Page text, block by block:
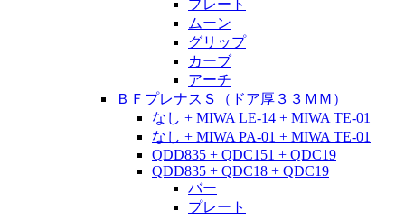
プレート
ムーン
グリップ
カーブ
アーチ
ＢＦプレナスＳ（ドア厚３３ＭＭ）
なし + MIWA LE-14 + MIWA TE-01
なし + MIWA PA-01 + MIWA TE-01
QDD835 + QDC151 + QDC19
QDD835 + QDC18 + QDC19
バー
プレート